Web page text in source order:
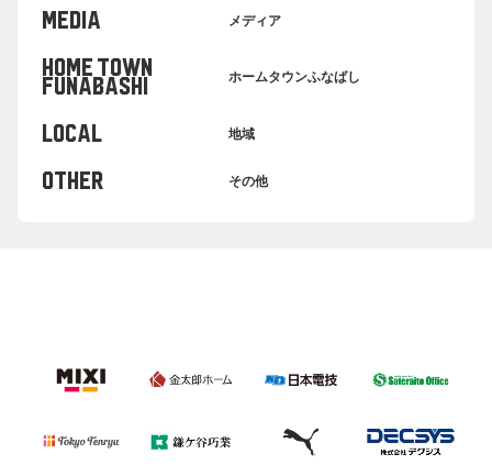
MEDIA メディア
HOME TOWN
FUNABASHI ホームタウンふなばし
LOCAL 地域
OTHER その他